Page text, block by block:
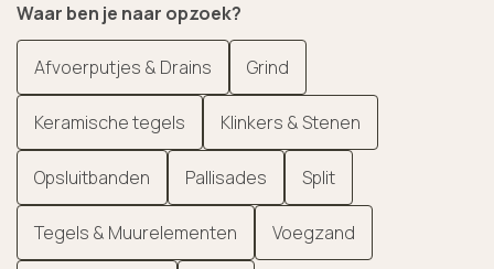
Waar ben je naar opzoek?
Afvoerputjes & Drains Grind
Keramische tegels Klinkers & Stenen
Opsluitbanden Pallisades Split
Tegels & Muurelementen Voegzand